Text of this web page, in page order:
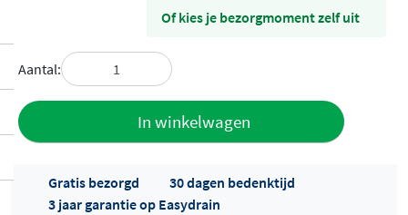
Of kies je bezorgmoment zelf uit
Aantal:
In winkelwagen
Gratis bezorgd
30 dagen bedenktijd
3 jaar garantie op Easydrain